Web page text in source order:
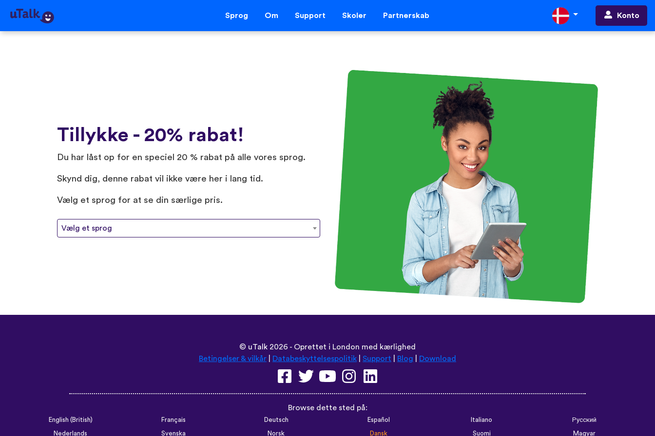
Sprog Om Support Skoler Partnerskab Konto
Tillykke - 20% rabat!
Du har låst op for en speciel 20 % rabat på alle vores sprog.️
Skynd dig, denne rabat vil ikke være her i lang tid.
Vælg et sprog for at se din særlige pris.
Vælg et sprog
© uTalk 2026 - Oprettet i London med kærlighed
Betingelser & vilkår
Databeskyttelsespolitik Support Blog Download
Browse dette sted på:
English (British) Français Deutsch Español Italiano
Русский
Nederlands
Svenska Norsk Dansk Suomi Magyar